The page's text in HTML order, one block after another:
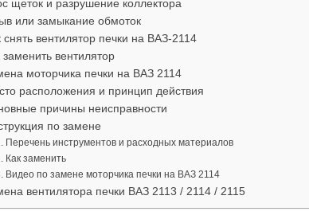
щеток и разрушение коллектора
или замыкание обмоток
снять вентилятор печки на ВАЗ-2114
заменить вентилятор
моторчика печки на ВАЗ 2114
расположения и принцип действия
причины неисправности
по замене
Перечень инструментов и расходных материалов
Как заменить
Видео по замене моторчика печки на ВАЗ 2114
вентилятора печки ВАЗ 2113 / 2114 / 2115